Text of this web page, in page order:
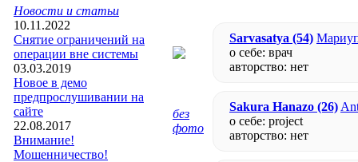
Новости и статьи
10.11.2022
Снятие ограничений на
операции вне системы
03.03.2019
Новое в демо
предпрослушивании на
сайте
22.08.2017
Внимание!
Мошенничество!
Sarvasatya (54)
о себе: врач
авторство: нет
без
фото
Sakura Hanazo (26)
о себе: project
авторство: нет